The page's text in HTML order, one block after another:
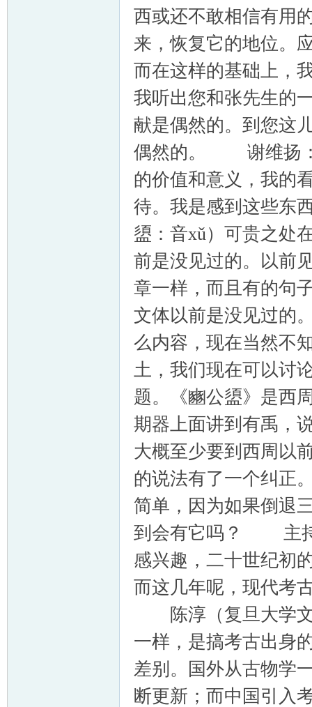
西或还不敢相信有用
来，恢复它的地位。
而在这样的基础上
我听出您和张先生的
献是偶然的。到您这
偶然的。 谢维扬：
的价值和意义，我的
待。我是感到这些东
盨：音xǔ）可贵之处
前是没见过的。以前
章一样，而且有的句
文体以前是没见过的
么内容，现在当然不
土，我们现在可以讨
题。《豳公盨》是西
期器上面讲到有禹，
大概至少要到西周以
的说法有了一个纠正
简单，因为如果倒退
到会有它吗？ 主持
感兴趣，二十世纪初
而这几年呢，现代考
陈淳（复旦大学文
一样，是搞考古出身
差别。国外从古物学
断更新；而中国引入